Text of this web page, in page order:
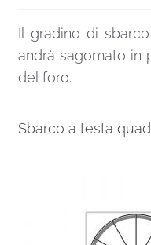
Il gradino di
andrà sagomato in
del foro.
Sbarco a testa